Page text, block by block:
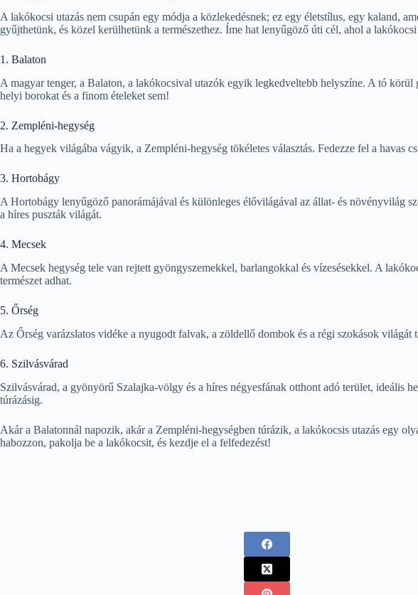
A lakókocsi utazás nem csupán egy módja a közlekedésnek; ez egy életstílus, egy kaland,
gyűjthetünk, és közel kerülhetünk a természethez. Íme hat lenyűgöző úti cél, ahol a
1. Balaton
A magyar tenger, a Balaton, a lakókocsival utazók egyik legkedveltebb helyszíne. A tó
helyi borokat és a finom ételeket sem!
2. Zempléni-hegység
Ha a hegyek világába vágyik, a Zempléni-hegység tökéletes választás. Fedezze fel a havas
3. Hortobágy
A Hortobágy lenyűgöző panorámájával és különleges élővilágával az állat- és növényvilág
a híres puszták világát.
4. Mecsek
A Mecsek hegység tele van rejtett gyöngyszemekkel, barlangokkal és vízesésekkel. A
természet adhat.
5. Őrség
Az Őrség varázslatos vidéke a nyugodt falvak, a zöldellő dombok és a régi szokások
6. Szilvásvárad
Szilvásvárad, a gyönyörű Szalajka-völgy és a híres négyesfának otthont adó terület, ideális
túrázásig.
Akár a Balatonnál napozik, akár a Zempléni-hegységben túrázik, a lakókocsis utazás egy
habozzon, pakolja be a lakókocsit, és kezdje el a felfedezést!